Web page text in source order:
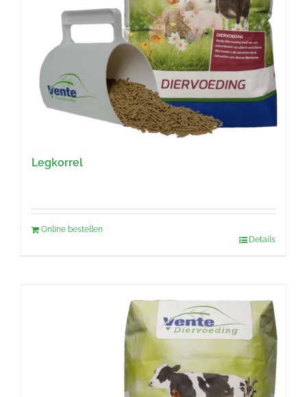
Legkorrel
Online bestellen
Details